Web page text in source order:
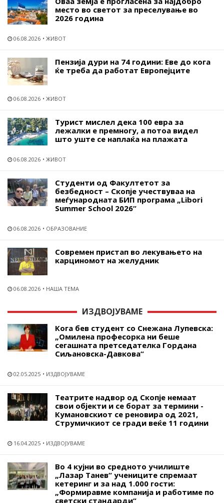
место во светот за преселување во
2026 година
06.08.2026 ЖИВОТ
Пензија дури на 74 години: Еве до кога
ќе треба да работат Европејците
06.08.2026 ЖИВОТ
Турист мислел дека 100 евра за
лежалки е премногу, а потоа видел
што уште се наплаќа на плажата
06.08.2026 ЖИВОТ
Студенти од Факултетот за
безбедност – Скопје учествуваа на
меѓународната БИП програма „Libori
Summer School 2026“
06.08.2026 ОБРАЗОВАНИЕ
Современ пристап во лекувањето на
карциномот на желудник
06.08.2026 НАША ТЕМА
ИЗДВОЈУВАМЕ
Кога бев студент со Снежана Лупевска:
„Омилена професорка ни беше
сегашната претседателка Гордана
Сиљановска-Давкова“
02.05.2025 ИЗДВОЈУВАМЕ
Театрите надвор од Скопје немаат
свои објекти и се борат за термини -
Кумановскиот се реновира од 2021,
Струмичкиот се гради веќе 11 години
16.04.2025 ИЗДВОЈУВАМЕ
Во 4 кујни во средното училиште
„Лазар Танев“ учениците спремаат
кетеринг и за над 1.000 гости:
„Формиравме компанија и работиме по
светски стандарди“